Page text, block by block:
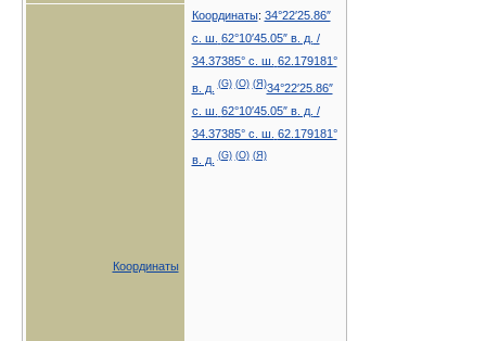
Координаты
Координаты: 34°22′25.86″
с. ш. 62°10′45.05″ в. д. /
34.37385° с. ш. 62.179181°
в. д. (G) (O) (Я)34°22′25.86″
с. ш. 62°10′45.05″ в. д. /
34.37385° с. ш. 62.179181°
в. д. (G) (O) (Я)